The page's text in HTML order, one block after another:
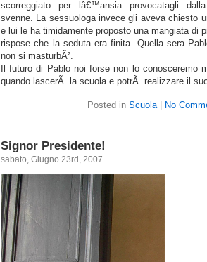
scorreggiato per lâ€™ansia provocatagli
svenne. La sessuologa invece gli aveva chiesto
e lui le ha timidamente proposto una mangiata di
rispose che la seduta era finita. Quella sera
non si masturbÃ².
Il futuro di Pablo noi forse non lo conosceremo
quando lascerÃ la scuola e potrÃ realizzare il
Posted in Scuola| No
Signor Presidente!
sabato, Giugno 23rd, 2007